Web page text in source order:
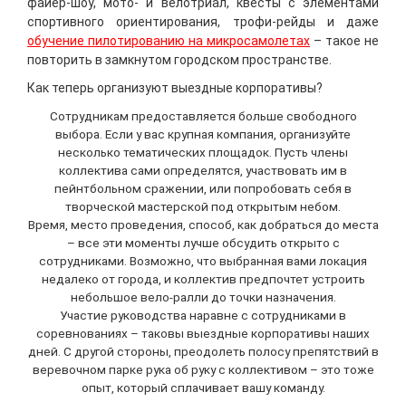
файер-шоу, мото- и велотриал, квесты с элементами
спортивного ориентирования, трофи-рейды и даже
обучение пилотированию на микросамолетах – такое не
повторить в замкнутом городском пространстве.
Как теперь организуют выездные корпоративы?
Сотрудникам предоставляется больше свободного
выбора. Если у вас крупная компания, организуйте
несколько тематических площадок. Пусть члены
коллектива сами определятся, участвовать им в
пейнтбольном сражении, или попробовать себя в
творческой мастерской под открытым небом.
Время, место проведения, способ, как добраться до места
– все эти моменты лучше обсудить открыто с
сотрудниками. Возможно, что выбранная вами локация
недалеко от города, и коллектив предпочтет устроить
небольшое вело-ралли до точки назначения.
Участие руководства наравне с сотрудниками в
соревнованиях – таковы выездные корпоративы наших
дней. С другой стороны, преодолеть полосу препятствий в
веревочном парке рука об руку с коллективом – это тоже
опыт, который сплачивает вашу команду.